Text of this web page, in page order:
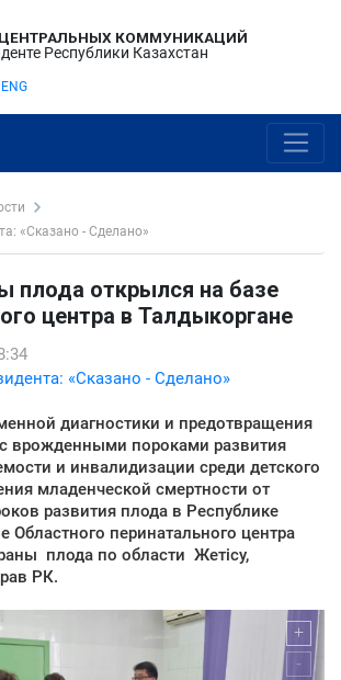
КОММУНИКАЦИЙ
Республики Казахстан
ENG
«Сказано - Сделано»
плода открылся на базе
центра в Талдыкоргане
«Сказано - Сделано»
диагностики и предотвращения
врожденными пороками развития
и инвалидизации среди детского
младенческой смертности от
развития плода в Республике
Областного перинатального центра
плода по области Жетісу,
РК.